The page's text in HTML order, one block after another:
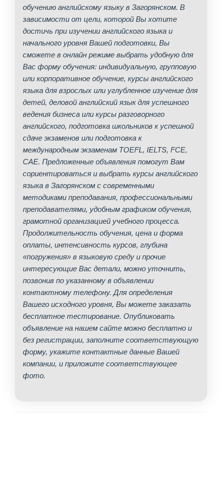
обучению английскому языку в Загорянском. В
зависимости от цели, которой Вы хотите
достичь при изучении английского языка и
начального уровня Вашей подготовки, Вы
сможете в онлайн режиме выбрать удобную для
Вас форму обучения: индивидуальную, групповую
или корпоративное обучение, курсы английского
языка для взрослых или углубленное изучение для
детей, деловой английский язык для успешного
ведения бизнеса или курсы разговорного
английского, подготовка школьников к успешной
сдаче экзаменов или подготовка к
международным экзаменам TOEFL, IELTS, FCE,
CAE. Предложенные объявления помогут Вам
сориентироваться и выбрать курсы английского
языка в Загорянском с современными
методиками преподавания, профессиональными
преподавателями, удобным графиком обучения,
грамотной организацией учебного процесса.
Продолжительность обучения, цена и форма
оплаты, интенсивность курсов, глубина
«погружения» в языковую среду и прочие
интересующие Вас детали, можно уточнить,
позвонив по указанному в объявлении
контактному телефону. Для определения
Вашего исходного уровня, Вы можете заказать
бесплатное тестирование. Опубликовать
объявление на нашем сайте можно бесплатно и
без регистрации, заполните соответствующую
форму, укажите контактные данные Вашей
компании, и приложите соответствующее
фото.